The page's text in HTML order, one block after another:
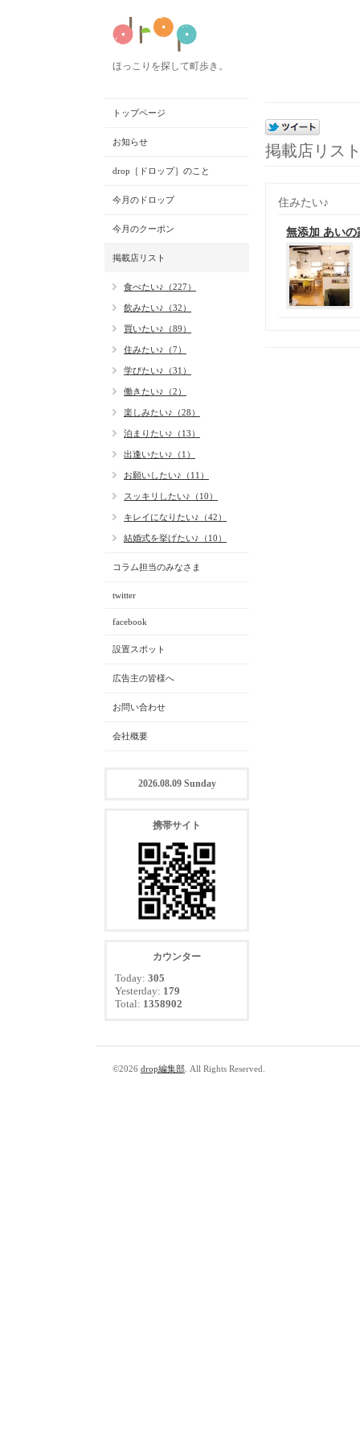
ほっこりを探して町歩き。
掲載店リス
住みたい♪
無添加 あいの
トップページ
お知らせ
drop［ドロップ］のこと
今月のドロップ
今月のクーポン
掲載店リスト
食べたい♪（227）
飲みたい♪（32）
買いたい♪（89）
住みたい♪（7）
学びたい♪（31）
働きたい♪（2）
楽しみたい♪（28）
泊まりたい♪（13）
出逢いたい♪（1）
お願いしたい♪（11）
スッキリしたい♪（10）
キレイになりたい♪（42）
結婚式を挙げたい♪（10）
コラム担当のみなさま
twitter
facebook
設置スポット
広告主の皆様へ
お問い合わせ
会社概要
2026.08.09 Sunday
携帯サイト
カウンター
Today: 305
Yesterday: 179
Total: 1358902
©2026 drop編集部 . All Rights Reserved.